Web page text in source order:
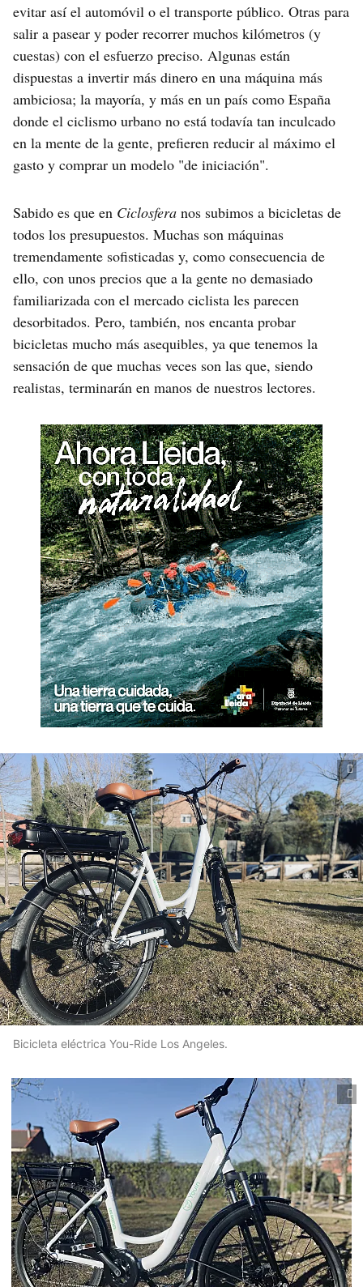
evitar así el automóvil o el transporte público. Otras para
salir a pasear y poder recorrer muchos kilómetros (y
cuestas) con el esfuerzo preciso. Algunas están
dispuestas a invertir más dinero en una máquina más
ambiciosa; la mayoría, y más en un país como España
donde el ciclismo urbano no está todavía tan inculcado
en la mente de la gente, prefieren reducir al máximo el
gasto y comprar un modelo "de iniciación".
Sabido es que en Ciclosfera nos subimos a bicicletas de
todos los presupuestos. Muchas son máquinas
tremendamente sofisticadas y, como consecuencia de
ello, con unos precios que a la gente no demasiado
familiarizada con el mercado ciclista les parecen
desorbitados. Pero, también, nos encanta probar
bicicletas mucho más asequibles, ya que tenemos la
sensación de que muchas veces son las que, siendo
realistas, terminarán en manos de nuestros lectores.
Bicicleta eléctrica You-Ride Los Angeles.